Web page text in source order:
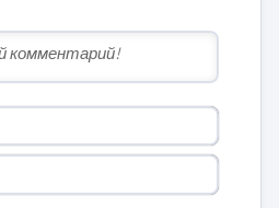
Имя*
Email*